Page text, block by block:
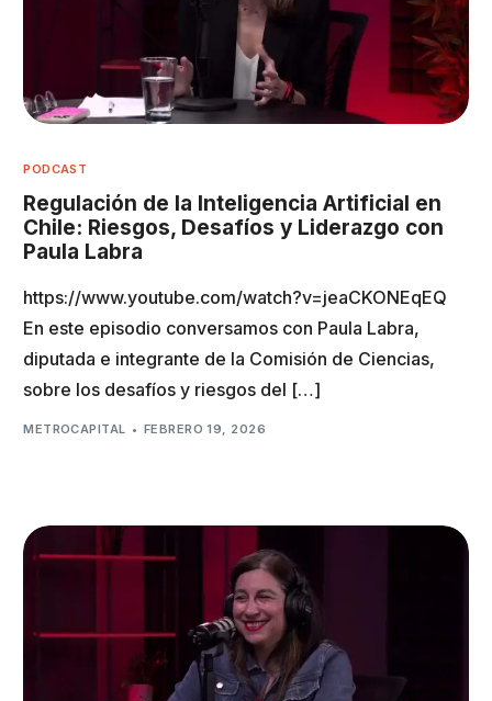
PODCAST
Regulación de la Inteligencia Artificial en
Chile: Riesgos, Desafíos y Liderazgo con
Paula Labra
https://www.youtube.com/watch?v=jeaCKONEqEQ
En este episodio conversamos con Paula Labra,
diputada e integrante de la Comisión de Ciencias,
sobre los desafíos y riesgos del […]
METROCAPITAL FEBRERO 19, 2026